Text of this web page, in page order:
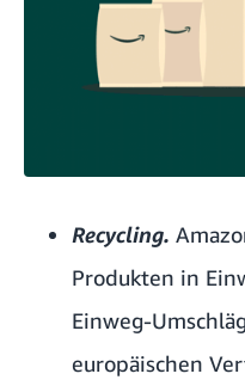
Recycling.
Produkten in
Einweg-
europäischen